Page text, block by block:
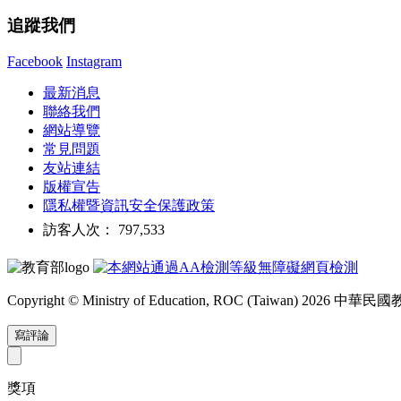
追蹤我們
Facebook Instagram
最新消息
聯絡我們
網站導覽
常見問題
友站連結
版權宣告
隱私權暨資訊安全保護政策
訪客人次： 797,533
Copyright © Ministry of Education, ROC (Taiwan) 2026 中華民國
寫評論
獎項